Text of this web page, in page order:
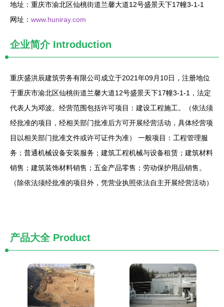
地址：重庆市渝北区仙桃街道兰馨大道12号盛景天下17幢3-1-1
网址： www.huniray.com
企业简介Introduction
重庆盛洪辰建筑劳务有限公司成立于2021年09月10日，注册地位
于重庆市渝北区仙桃街道兰馨大道12号盛景天下17幢3-1-1，法定
代表人为邓波。经营范围包括许可项目：建设工程施工。（依法须
经批准的项目，经相关部门批准后方可开展经营活动，具体经营项
目以相关部门批准文件或许可证件为准） 一般项目：工程管理服
务；普通机械设备安装服务；建筑工程机械与设备租赁；建筑材料
销售；建筑装饰材料销售；五金产品零售；劳动保护用品销售。
（除依法须经批准的项目外，凭营业执照依法自主开展经营活动）
产品大全Product